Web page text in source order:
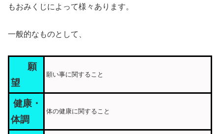
もおみくじによって様々あります。
一般的なものとして、
願
望
願い事に関すること
健康・
体調
体の健康に関すること